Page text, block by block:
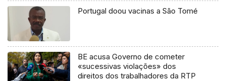
Portugal doou vacinas a São Tomé
BE acusa Governo de cometer
«sucessivas violações» dos
direitos dos trabalhadores da RTP